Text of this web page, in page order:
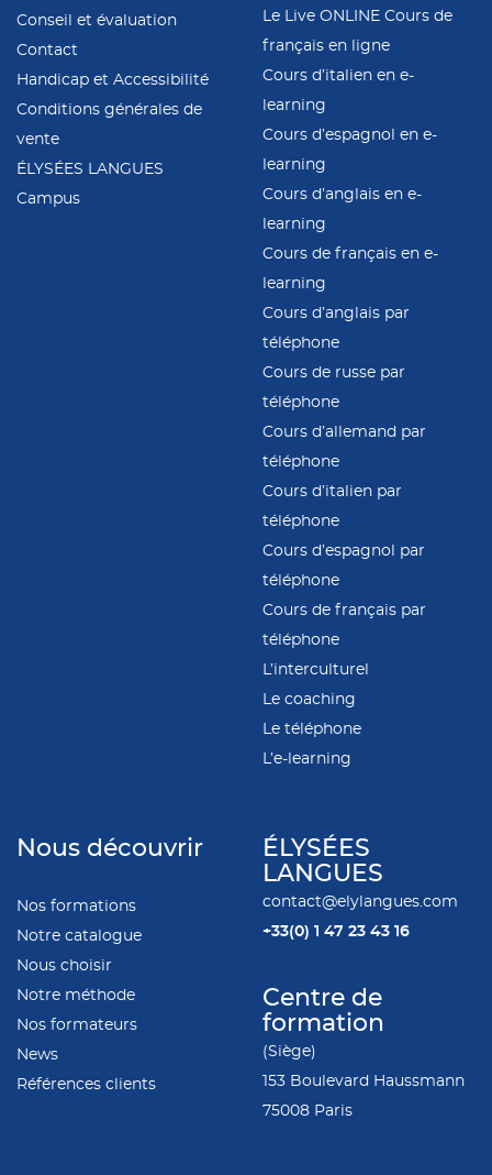
Conseil et évaluation
Contact
Handicap et Accessibilité
Conditions générales de
vente
ÉLYSÉES LANGUES
Campus
Le Live ONLINE Cours de
français en ligne
Cours d’italien en e-
learning
Cours d’espagnol en e-
learning
Cours d’anglais en e-
learning
Cours de français en e-
learning
Cours d’anglais par
téléphone
Cours de russe par
téléphone
Cours d’allemand par
téléphone
Cours d’italien par
téléphone
Cours d’espagnol par
téléphone
Cours de français par
téléphone
L’interculturel
Le coaching
Le téléphone
L’e-learning
Nous découvrir
Nos formations
Notre catalogue
Nous choisir
Notre méthode
Nos formateurs
News
Références clients
ÉLYSÉES
LANGUES
contact@elylangues.com
+33(0) 1 47 23 43 16
Centre de
formation
(Siège)
153 Boulevard Haussmann
75008 Paris